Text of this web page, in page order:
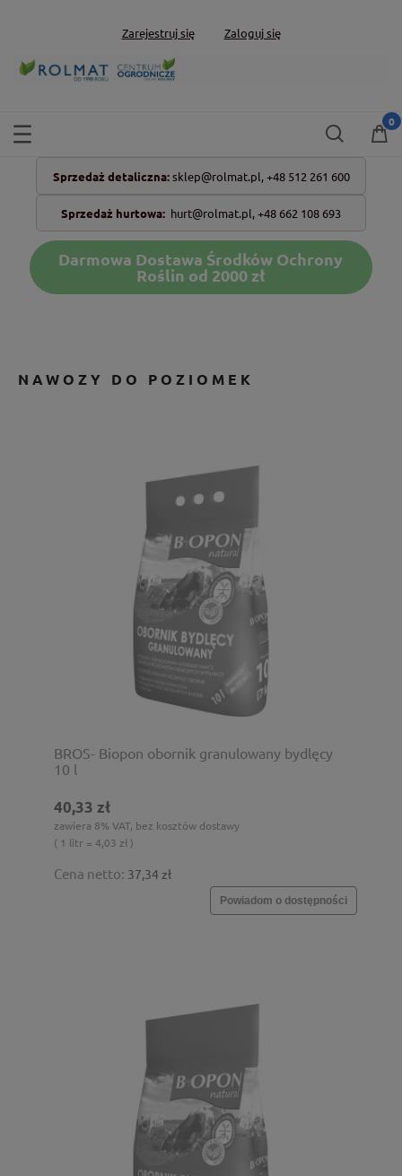
Zarejestruj się Zaloguj się
Sprzedaż detaliczna: sklep@rolmat.pl, +48 512 261 600
Sprzedaż hurtowa: hurt@rolmat.pl,+48 662 108 693
Darmowa Dostawa Środków Ochrony
Roślin od 2000 zł
NAWOZY DO POZIOMEK
BROS- Biopon obornik granulowany bydlęcy
10 l
40,33 zł
zawiera 8% VAT, bez kosztów dostawy
( 1 litr = 4,03 zł )
Cena netto: 37,34 zł
Powiadom o dostępności